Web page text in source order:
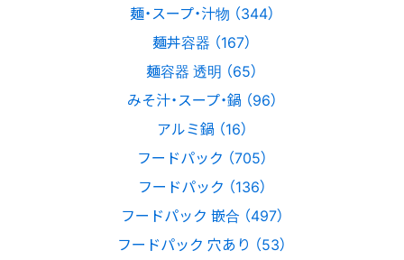
麺・スープ・汁物 （344）
麺丼容器 （167）
麺容器 透明 （65）
みそ汁・スープ・鍋 （96）
アルミ鍋 （16）
フードパック （705）
フードパック （136）
フードパック 嵌合 （497）
フードパック 穴あり （53）